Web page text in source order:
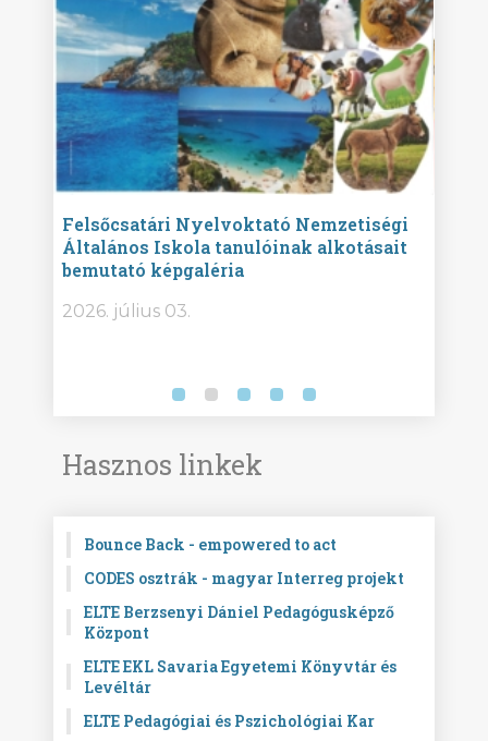
Felsőcsatári Nyelvoktató Nemzetiségi
Általános Iskola tanulóinak alkotásait
bemutató képgaléria
2026. július 03.
Hasznos linkek
Bounce Back - empowered to act
CODES osztrák - magyar Interreg projekt
ELTE Berzsenyi Dániel Pedagógusképző
Központ
ELTE EKL Savaria Egyetemi Könyvtár és
Levéltár
ELTE Pedagógiai és Pszichológiai Kar